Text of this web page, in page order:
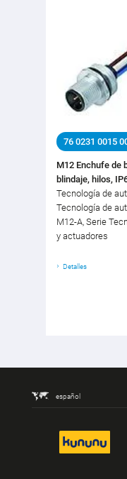
76 0231 0015
M12 Enchufe de
blindaje, hilos,
Tecnología de
Tecnología de
M12-A, Serie
y actuadores
Detalles
español
kununu